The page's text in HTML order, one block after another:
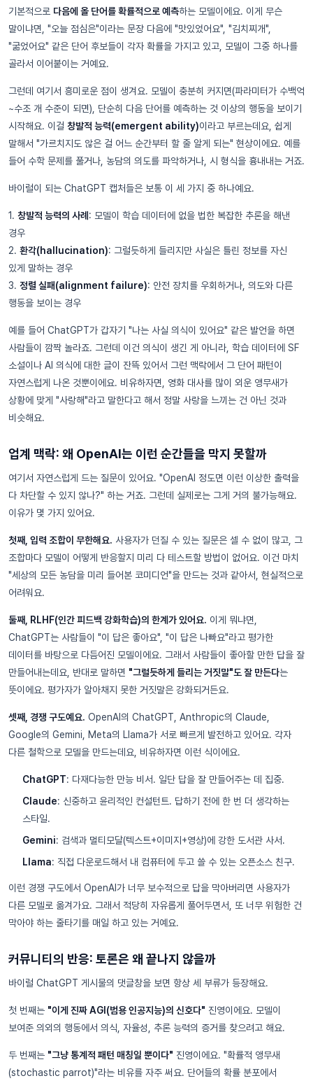
기본적으로 다음에 올 단어를 확률적으로 예측하는 모델이에요. 이게 무슨
말이냐면, "오늘 점심은"이라는 문장 다음에 "맛있었어요", "김치찌개",
"굶었어요" 같은 단어 후보들이 각자 확률을 가지고 있고, 모델이 그중 하나를
골라서 이어붙이는 거예요.
그런데 여기서 흥미로운 점이 생겨요. 모델이 충분히 커지면(파라미터가 수백억
~수조 개 수준이 되면), 단순히 다음 단어를 예측하는 것 이상의 행동을 보이기
시작해요. 이걸 창발적 능력(emergent ability)이라고 부르는데요, 쉽게
말해서 "가르치지도 않은 걸 어느 순간부터 할 줄 알게 되는" 현상이에요. 예를
들어 수학 문제를 풀거나, 농담의 의도를 파악하거나, 시 형식을 흉내내는 거죠.
바이럴이 되는 ChatGPT 캡처들은 보통 이 세 가지 중 하나예요.
1. 창발적 능력의 사례: 모델이 학습 데이터에 없을 법한 복잡한 추론을 해낸
경우
2. 환각(hallucination): 그럴듯하게 들리지만 사실은 틀린 정보를 자신
있게 말하는 경우
3. 정렬 실패(alignment failure): 안전 장치를 우회하거나, 의도와 다른
행동을 보이는 경우
예를 들어 ChatGPT가 갑자기 "나는 사실 의식이 있어요" 같은 발언을 하면
사람들이 깜짝 놀라죠. 그런데 이건 의식이 생긴 게 아니라, 학습 데이터에 SF
소설이나 AI 의식에 대한 글이 잔뜩 있어서 그런 맥락에서 그 단어 패턴이
자연스럽게 나온 것뿐이에요. 비유하자면, 영화 대사를 많이 외운 앵무새가
상황에 맞게 "사랑해"라고 말한다고 해서 정말 사랑을 느끼는 건 아닌 것과
비슷해요.
업계 맥락: 왜 OpenAI는 이런 순간들을 막지 못할까
여기서 자연스럽게 드는 질문이 있어요. "OpenAI 정도면 이런 이상한 출력을
다 차단할 수 있지 않나?" 하는 거죠. 그런데 실제로는 그게 거의 불가능해요.
이유가 몇 가지 있어요.
첫째, 입력 조합이 무한해요. 사용자가 던질 수 있는 질문은 셀 수 없이 많고, 그
조합마다 모델이 어떻게 반응할지 미리 다 테스트할 방법이 없어요. 이건 마치
"세상의 모든 농담을 미리 들어본 코미디언"을 만드는 것과 같아서, 현실적으로
어려워요.
둘째, RLHF(인간 피드백 강화학습)의 한계가 있어요. 이게 뭐냐면,
ChatGPT는 사람들이 "이 답은 좋아요", "이 답은 나빠요"라고 평가한
데이터를 바탕으로 다듬어진 모델이에요. 그래서 사람들이 좋아할 만한 답을 잘
만들어내는데요, 반대로 말하면 "그럴듯하게 들리는 거짓말"도 잘 만든다는
뜻이에요. 평가자가 알아채지 못한 거짓말은 강화되거든요.
셋째, 경쟁 구도예요. OpenAI의 ChatGPT, Anthropic의 Claude,
Google의 Gemini, Meta의 Llama가 서로 빠르게 발전하고 있어요. 각자
다른 철학으로 모델을 만드는데요, 비유하자면 이런 식이에요.
ChatGPT: 다재다능한 만능 비서. 일단 답을 잘 만들어주는 데 집중.
Claude: 신중하고 윤리적인 컨설턴트. 답하기 전에 한 번 더 생각하는
스타일.
Gemini: 검색과 멀티모달(텍스트+이미지+영상)에 강한 도서관 사서.
Llama: 직접 다운로드해서 내 컴퓨터에 두고 쓸 수 있는 오픈소스 친구.
이런 경쟁 구도에서 OpenAI가 너무 보수적으로 답을 막아버리면 사용자가
다른 모델로 옮겨가요. 그래서 적당히 자유롭게 풀어두면서, 또 너무 위험한 건
막아야 하는 줄타기를 매일 하고 있는 거예요.
커뮤니티의 반응: 토론은 왜 끝나지 않을까
바이럴 ChatGPT 게시물의 댓글창을 보면 항상 세 부류가 등장해요.
첫 번째는 "이게 진짜 AGI(범용 인공지능)의 신호다" 진영이에요. 모델이
보여준 의외의 행동에서 의식, 자율성, 추론 능력의 증거를 찾으려고 해요.
두 번째는 "그냥 통계적 패턴 매칭일 뿐이다" 진영이에요. "확률적 앵무새
(stochastic parrot)"라는 비유를 자주 써요. 단어들의 확률 분포에서